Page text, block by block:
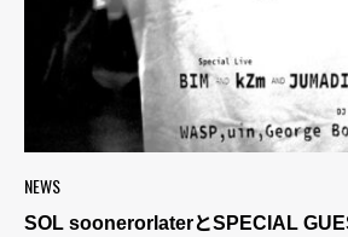
NEWS
SOL soonerorlaterとSPECIAL